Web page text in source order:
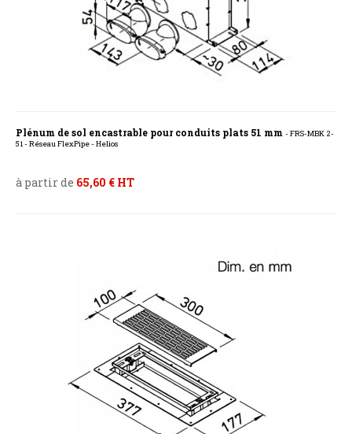
Plénum de sol encastrable pour conduits plats 51 mm - FRS-MBK 2-
51 - Réseau FlexPipe - Helios
à partir de 65,60 € HT